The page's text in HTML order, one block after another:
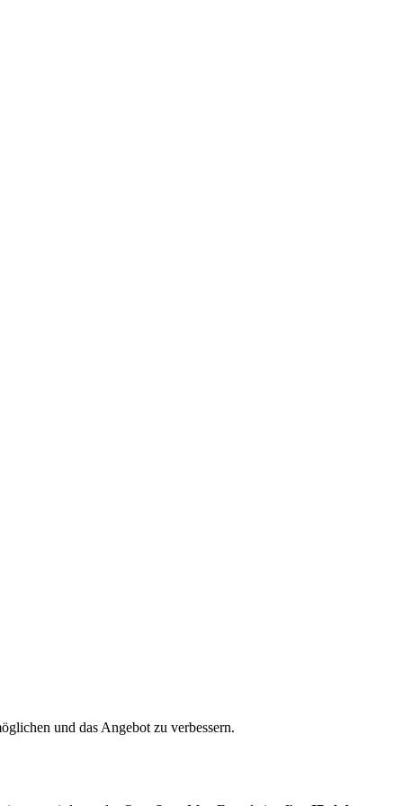
und das Angebot zu verbessern.